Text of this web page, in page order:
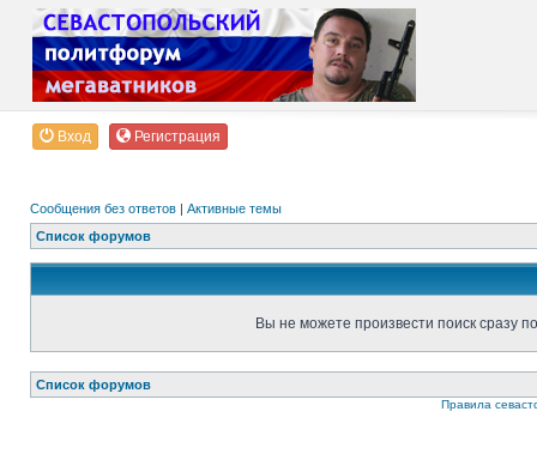
Вход Регистрация
Сообщения без ответов | Активные темы
Список форумов
Вы не можете произвести поиск сразу
Список форумов
Правила